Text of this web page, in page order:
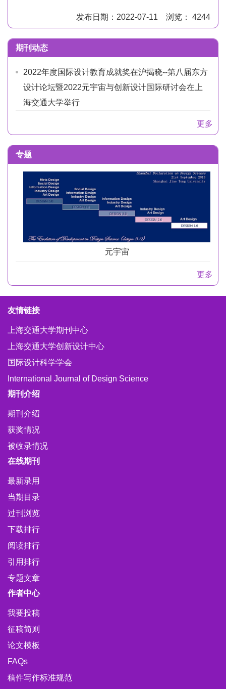
发布日期：2022-07-11 浏览： 4244
期刊动态
2022年度国际设计教育成就奖在沪揭晓--第八届东方
设计论坛暨2022元宇宙与创新设计国际研讨会在上
海交通大学举行
更多
专题
元宇宙
更多
友情链接
上海交通大学期刊中心
上海交通大学创新设计中心
国际设计科学学会
International Journal of Design Science
期刊介绍
期刊介绍
获奖情况
被收录情况
在线期刊
最新录用
当期目录
过刊浏览
下载排行
阅读排行
引用排行
专题文章
作者中心
我要投稿
征稿简则
论文模板
FAQs
稿件写作标准规范